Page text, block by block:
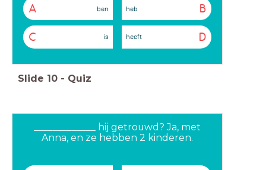
A ben B
heb
C is D
heeft
Slide 10 - Quiz
_____________ hij getrouwd? Ja, met
Anna, en ze hebben 2 kinderen.